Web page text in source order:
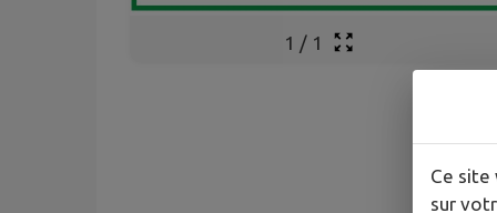
1 / 1
Ce site
sur